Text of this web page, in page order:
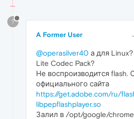
?
A Former User
@operasilver40 а для
Lite Codec Pack?
Не воспроизводится flash.
официального сайта
https://get.adobe.com/ru/
libpepflashplayer.so
Залил в /opt/google/